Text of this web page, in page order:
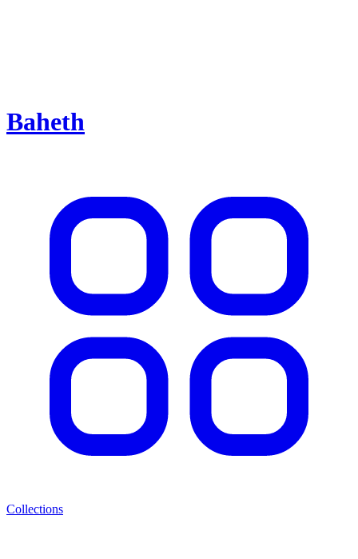
Baheth
Collections